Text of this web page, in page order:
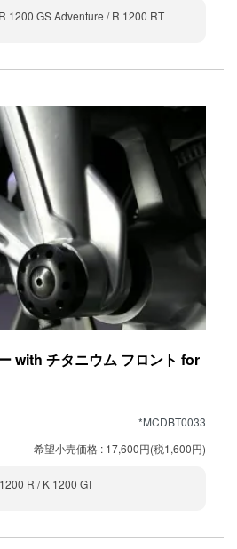
1200 GS Adventure / R 1200 RT
with チタニウム フロント for
*MCDBT0033
希望小売価格 : 17,600円(税1,600円)
R / K 1200 GT